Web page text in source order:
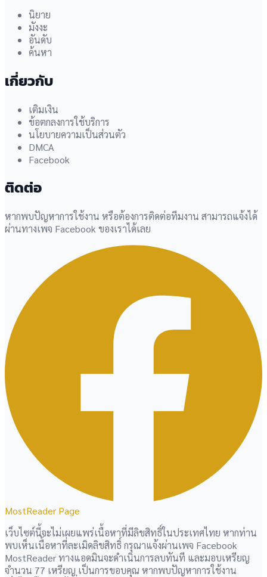
นิยาย
มังงะ
อันดับ
ค้นหา
เกี่ยวกับ
เติมเงิน
ข้อตกลงการใช้บริการ
นโยบายความเป็นส่วนตัว
DMCA
Facebook
ติดต่อ
หากพบปัญหาการใช้งาน หรือต้องการติดต่อทีมงาน สามารถแจ้งได้
ผ่านทางเพจ Facebook ของเราได้เลย
MostReader Page
เว็บไซต์นี้จะไม่เผยแพร่เนื้อหาที่มีลิขสิทธิ์ในประเทศไทย หากท่าน
พบเห็นเนื้อหาที่ละเมิดลิขสิทธิ์ กรุณาแจ้งผ่านเพจ Facebook
MostReader ทางแอดมินจะดำเนินการลบทันที และมอบเหรียญ
จำนวน 77 เหรียญ เป็นการขอบคุณ หากพบปัญหาการใช้งาน